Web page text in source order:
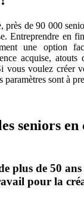
près de 90 000
Entreprendre en
une option
acquise,
vous voulez créer
paramètres sont à
seniors
plus de 50
pour la